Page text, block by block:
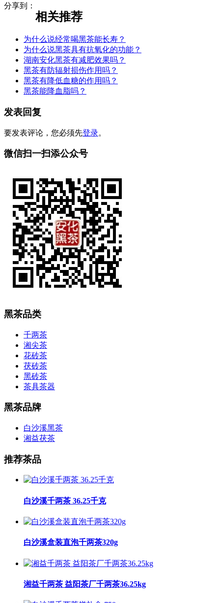
分享到：
相关推荐
为什么说经常喝黑茶能长寿？
为什么说黑茶具有抗氧化的功能？
湖南安化黑茶有减肥效果吗？
黑茶有防辐射损伤作用吗？
黑茶有降低血糖的作用吗？
黑茶能降血脂吗？
发表回复
要发表评论，您必须先登录。
微信扫一扫添公众号
黑茶品类
千两茶
湘尖茶
花砖茶
茯砖茶
黑砖茶
茶具茶器
黑茶品牌
白沙溪黑茶
湘益茯茶
推荐茶品
白沙溪千两茶 36.25千克
白沙溪盒装直泡千两茶320g
湘益千两茶 益阳茶厂千两茶36.25kg